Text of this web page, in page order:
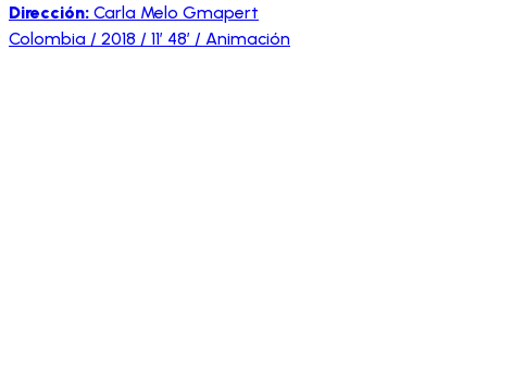
Dirección: Carla Melo Gmapert
Colombia / 2018 / 11′ 48′ / Animación